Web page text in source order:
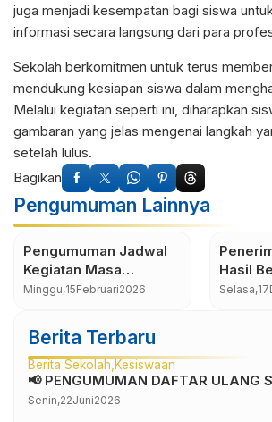
juga menjadi kesempatan bagi siswa
informasi secara langsung dari para
Sekolah berkomitmen untuk terus
mendukung kesiapan siswa dalam
Melalui kegiatan seperti ini, diharapkan
gambaran yang jelas mengenai langkah
setelah lulus.
Bagikan
Pengumuman Lainnya
Pengumuman Jadwal
Kegiatan Masa
Pengenalan
(MPLS) 2026
Minggu,15Februari2026
Hasil
Selasa,17
Berita Terbaru
Berita Sekolah Kesiswaan
📢 PENGUMUMAN DAFTAR ULANG
Senin,22Juni2026